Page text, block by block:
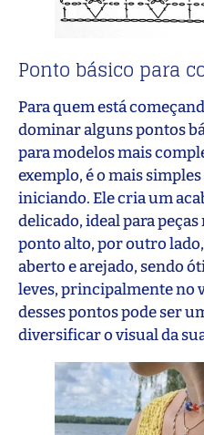
Ponto básico para
Para quem está
dominar alguns pontos
para modelos mais
exemplo, é o mais
iniciando. Ele cria um
delicado, ideal para
ponto alto, por outro
aberto e arejado, sendo
leves, principalmente no
desses pontos pode ser
diversificar o visual da